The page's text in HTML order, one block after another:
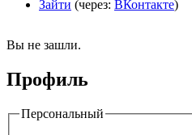
Зайти (через: ВКонтакте)
Вы не зашли.
Профиль
Персональный